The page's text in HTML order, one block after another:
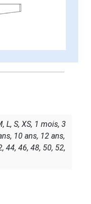
L, S, XS, 1 mois, 3
10 ans, 12 ans,
44, 46, 48, 50, 52,